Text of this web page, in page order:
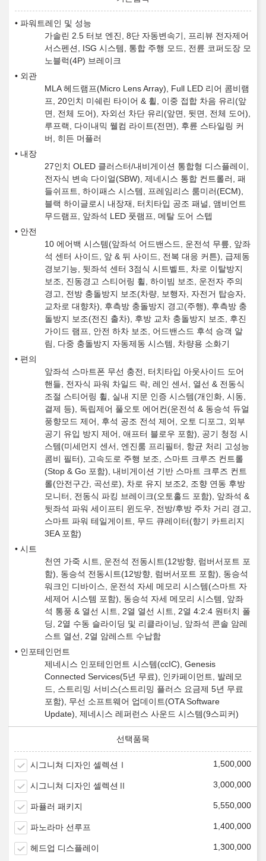
파워트레인 및 성능
가솔린 2.5 터보 엔진, 8단 자동변속기, 프리뷰 전자제어
서스펜션, ISG 시스템, 통합 주행 모드, 전륜 코퍼도장 모
노블럭(4P) 브레이크
외관
MLA 헤드램프(Micro Lens Array), Full LED 리어 콤비램
프, 20인치 미쉐린 타이어 & 휠, 이중 접합 차음 유리(앞
면, 전체 도어), 자외선 차단 유리(앞면, 뒷면, 전체 도어),
루프랙, 다이내믹 웰컴 라이트(전면), 후륜 스타일링 커
버, 히든 머플러
내장
27인치 OLED 클러스터/내비게이션 통합형 디스플레이,
전자식 변속 다이얼(SBW), 제네시스 통합 컨트롤러, 패
들쉬프트, 하이패스 시스템, 프레임리스 룸미러(ECM),
블랙 하이글로시 내장재, 터치타입 공조 패널, 앰비언트
무드램프, 앞좌석 LED 풋램프, 메탈 도어 스텝
안전
10 에어백 시스템(앞좌석 어드밴스드, 운전석 무릎, 앞좌
석 센터 사이드, 앞 & 뒤 사이드, 전복 대응 커튼), 급제동
경보기능, 뒷좌석 센터 3점식 시트벨트, 차로 이탈방지
보조, 진동경고 스티어링 휠, 하이빔 보조, 운전자 주의
경고, 전방 충돌방지 보조(차량, 보행자, 자전거 탑승자,
교차로 대향차), 후측방 충돌방지 경고(주행), 후측방 충
돌방지 보조(전진 출차), 후방 교차 충돌방지 보조, 후진
가이드 램프, 안전 하차 보조, 어드밴스드 후석 승객 알
림, 다중 충돌방지 자동제동 시스템, 차량용 소화기
편의
앞좌석 스마트폰 무선 충전, 터치타입 아웃사이드 도어
핸들, 전자식 파워 차일드 락, 레인 센서, 열선 & 전동식
조절 스티어링 휠, 실내 지문 인증 시스템(개인화, 시동,
결제 등), 독립제어 풀오토 에어컨(운전석 & 동승석 듀얼
풍향모드 제어, 후석 공조 전석 제어, 오토 디포그, 외부
공기 유입 방지 제어, 애프터 블로우 포함), 공기 청정 시
스템(미세먼지 센서, 엔진룸 프리필터, 항균 처리 고성능
콤비 필터), 고속도로 주행 보조, 스마트 크루즈 컨트롤
(Stop & Go 포함), 내비게이션 기반 스마트 크루즈 컨트
롤(안전구간, 곡선로), 차로 유지 보조2, 조향 연동 후방
모니터, 전동식 파킹 브레이크(오토홀드 포함), 앞좌석 &
뒷좌석 파워 세이프티 윈도우, 전방/후방 주차 거리 경고,
스마트 파워 테일게이트, 무드 큐레이터(향기 카트리지
3EA 포함)
시트
천연 가죽 시트, 운전석 전동시트(12방향, 럼버서포트 포
함), 동승석 전동시트(12방향, 럼버서포트 포함), 동승석
워크인 디바이스, 운전석 자세 메모리 시스템(스마트 자
세제어 시스템 포함), 동승석 자세 메모리 시스템, 앞좌
석 통풍 & 열선 시트, 2열 열선 시트, 2열 4:2:4 원터치 폴
딩, 2열 수동 슬라이딩 및 리클라이닝, 앞좌석 콘솔 암레
스트 열선, 2열 암레스트 수납함
인포테인먼트
제네시스 인포테인먼트 시스템(ccIC), Genesis
Connected Services(5년 무료), 인카페이먼트, 발레모
드, 스트리밍 서비스(스트리밍 플러스 요금제 5년 무료
포함), 무선 소프트웨어 업데이트(OTA Software
Update), 제네시스 레퍼런스 사운드 시스템(9스피커)
시그니쳐 디자인 셀렉션Ⅰ 1,500,000
시그니쳐 디자인 셀렉션Ⅱ 3,000,000
파퓰러 패키지 5,550,000
파노라마 선루프 1,400,000
헤드업 디스플레이 1,300,000